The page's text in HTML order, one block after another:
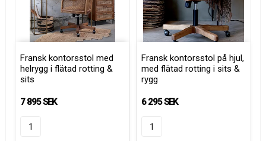
Fransk kontorsstol med
helrygg i flätad rotting &
sits
7 895 SEK
Fransk kontorsstol på hjul,
med flätad rotting i sits &
rygg
6 295 SEK